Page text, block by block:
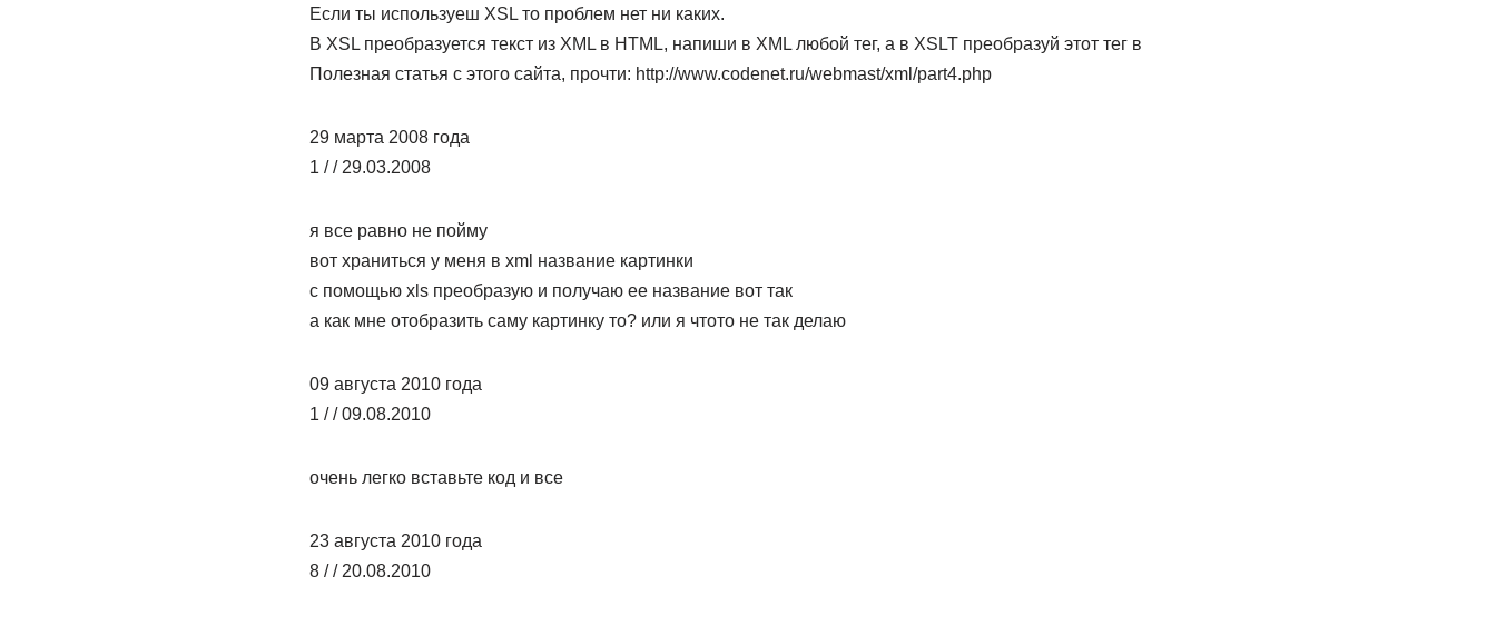
Если ты используеш XSL то проблем нет ни каких.
В XSL преобразуется текст из XML в HTML, напиши в XML любой тег, а в XSLT преобразуй этот тег в
Полезная статья с этого сайта, прочти: http://www.codenet.ru/webmast/xml/part4.php
29 марта 2008 года
1 / / 29.03.2008
я все равно не пойму
вот храниться у меня в xml название картинки
с помощью xls преобразую и получаю ее название вот так
а как мне отобразить саму картинку то? или я чтото не так делаю
09 августа 2010 года
1 / / 09.08.2010
очень легко вставьте код и все
23 августа 2010 года
8 / / 20.08.2010